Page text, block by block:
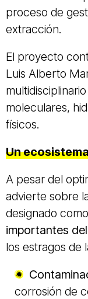
proceso de
extracción.
El proyecto
Luis Alberto
moleculares,
físicos.
Un
A pesar del
advierte sobre
designado
importantes
los estragos de
corrosión de